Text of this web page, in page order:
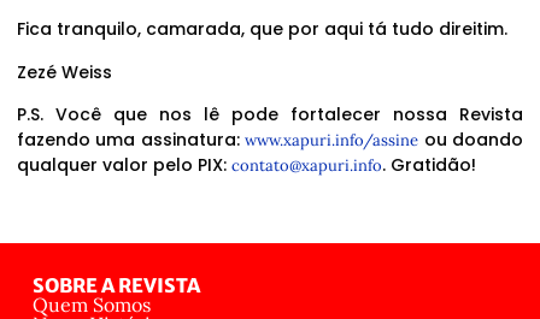
Fica tranquilo, camarada, que por aqui tá tudo direitim.
Zezé Weiss
P.S. Você que nos lê pode fortalecer nossa Revista
fazendo uma assinatura:www.xapuri.info/assine ou doando
qualquer valor pelo PIX: contato@xapuri.info. Gratidão!
SOBRE A REVISTA
Quem Somos